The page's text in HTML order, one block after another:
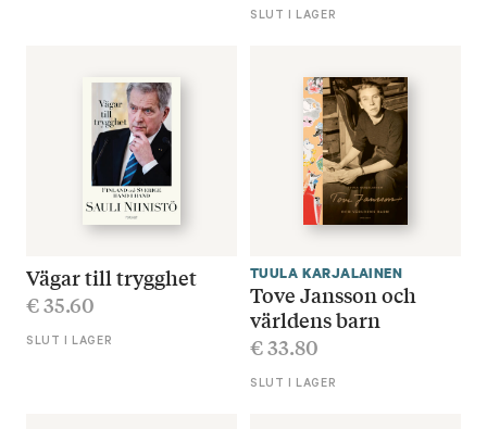
SLUT I LAGER
Vägar till trygghet
€35.60
SLUT I LAGER
TUULA KARJALAINEN
Tove Jansson och
världens barn
€33.80
SLUT I LAGER